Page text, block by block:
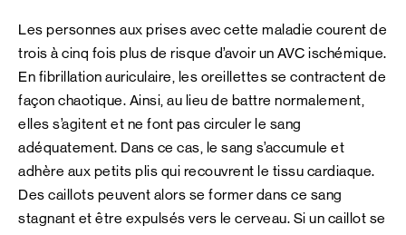
Les personnes aux prises avec cette maladie courent de
trois à cinq fois plus de risque d’avoir un AVC ischémique.
En fibrillation auriculaire, les oreillettes se contractent de
façon chaotique. Ainsi, au lieu de battre normalement,
elles s’agitent et ne font pas circuler le sang
adéquatement. Dans ce cas, le sang s’accumule et
adhère aux petits plis qui recouvrent le tissu cardiaque.
Des caillots peuvent alors se former dans ce sang
stagnant et être expulsés vers le cerveau. Si un caillot se